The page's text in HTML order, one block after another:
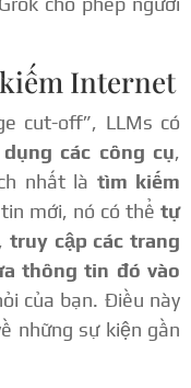
Internet
cut-off”, LLMs có
các công cụ,
nhất là tìm kiếm
mới, nó có thể tự
, truy cập các trang
thông tin đó vào
của bạn. Điều này
những sự kiện gần